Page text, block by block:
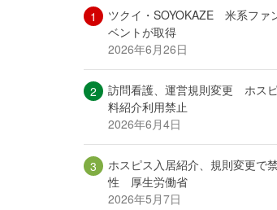
ツクイ・SOYOKAZE 米系ファ
ベントが取得
2026年6月26日
訪問看護、運営規則変更 ホス
料紹介利用禁止
2026年6月4日
ホスピス入居紹介、規則変更で
性 厚生労働省
2026年5月7日